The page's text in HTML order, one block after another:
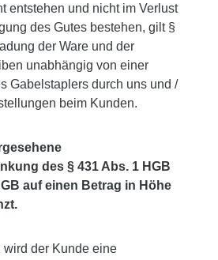
entstehen und nicht im Verlust
des Gutes bestehen, gilt §
der Ware und der
unabhängig von einer
Gabelstaplers durch uns und /
beim Kunden.
des § 431 Abs. 1 HGB
auf einen Betrag in Höhe
wird der Kunde eine